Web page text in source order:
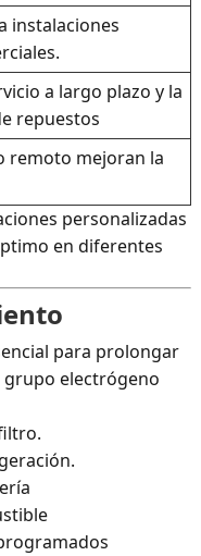
instalaciones
a largo plazo y la
repuestos
remoto mejoran la
personalizadas
en diferentes
para prolongar
grupo electrógeno